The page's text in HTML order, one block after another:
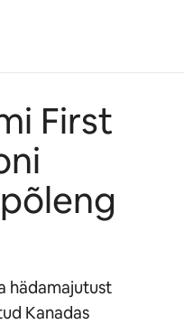
First
hädamajutust
Kanadas